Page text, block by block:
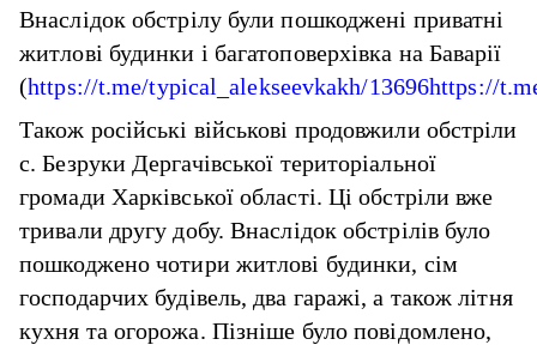
Внаслідок обстрілу були пошкоджені приватні
житлові будинки і багатоповерхівка на Баварії
(https://t.me/typical_alekseevkakh/13696https://
Також російські військові продовжили обстріли
с. Безруки Дергачівської територіальної
громади Харківської області. Ці обстріли вже
тривали другу добу. Внаслідок обстрілів було
пошкоджено чотири житлові будинки, сім
господарчих будівель, два гаражі, а також літня
кухня та огорожа. Пізніше було повідомлено,